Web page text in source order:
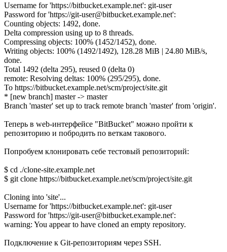
Username for 'https://bitbucket.example.net': git-user
Password for 'https://git-user@bitbucket.example.net':
Counting objects: 1492, done.
Delta compression using up to 8 threads.
Compressing objects: 100% (1452/1452), done.
Writing objects: 100% (1492/1492), 128.28 MiB | 24.80 MiB/s,
done.
Total 1492 (delta 295), reused 0 (delta 0)
remote: Resolving deltas: 100% (295/295), done.
To https://bitbucket.example.net/scm/project/site.git
* [new branch] master -> master
Branch 'master' set up to track remote branch 'master' from 'origin'.
Теперь в web-интерфейсе "BitBucket" можно пройти к
репозиторию и побродить по веткам такового.
Попробуем клонировать себе тестовый репозиторий:
$ cd ./clone-site.example.net
$ git clone https://bitbucket.example.net/scm/project/site.git
Cloning into 'site'...
Username for 'https://bitbucket.example.net': git-user
Password for 'https://git-user@bitbucket.example.net':
warning: You appear to have cloned an empty repository.
Подключение к Git-репозиториям через SSH.